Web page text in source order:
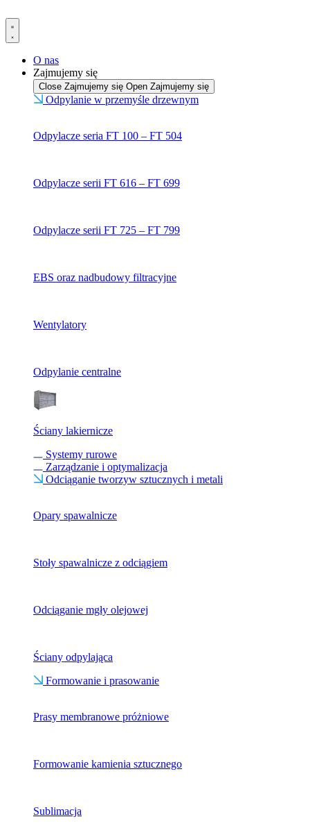
do
treści
O nas
Zajmujemy się
Close Zajmujemy się Open Zajmujemy się
Odpylanie w przemyśle drzewnym
Odpylacze seria FT 100 – FT 504
Odpylacze serii FT 616 – FT 699
Odpylacze serii FT 725 – FT 799
EBS oraz nadbudowy filtracyjne
Wentylatory
Odpylanie centralne
Ściany lakiernicze
Systemy rurowe
Zarządzanie i optymalizacja
Odciąganie tworzyw sztucznych i metali
Opary spawalnicze
Stoły spawalnicze z odciągiem
Odciąganie mgły olejowej
Ściany odpylająca
Formowanie i prasowanie
Prasy membranowe próżniowe
Formowanie kamienia sztucznego
Sublimacja